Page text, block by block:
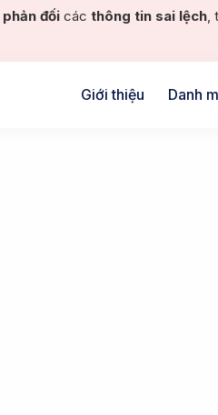
phản đối các thông tin sai lệch,
Giới thiệu Danh